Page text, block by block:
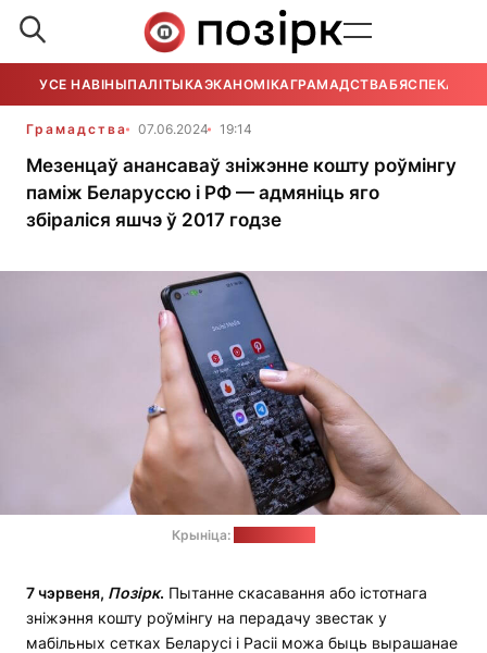
УСЕ НАВІНЫПАЛІТЫКАЭКАНОМІКАГРАМАДСТВАБЯСПЕКА
Грамадства 07.06.2024 19:14
Мезенцаў анансаваў зніжэнне кошту роўмінгу
паміж Беларуссю і РФ — адмяніць яго
збіраліся яшчэ ў 2017 годзе
Крыніца:
7 чэрвеня, Позірк. Пытанне скасавання або істотнага
зніжэння кошту роўмінгу на перадачу звестак у
мабільных сетках Беларусі і Расіі можа быць вырашанае